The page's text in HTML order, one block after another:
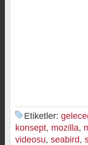
Etiketler:
konsept, mozilla,
videosu, seabird,